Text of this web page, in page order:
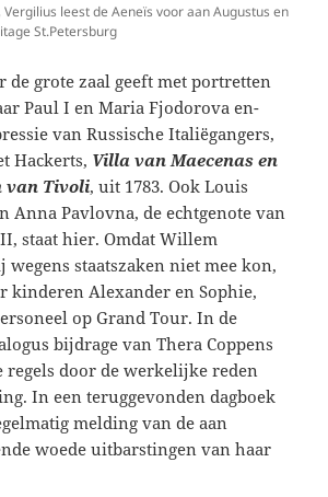
leest de Aeneïs voor aan Augustus en
St.Petersburg
de grote zaal geeft met portretten
Paul I en Maria Fjodorova en-
van Russische Italiëgangers,
Hackerts, Villa van Maecenas en
van Tivoli, uit 1783. Ook Louis
Anna Pavlovna, de echtgenote van
staat hier. Omdat Willem
wegens staatszaken niet mee kon,
kinderen Alexander en Sophie,
op Grand Tour. In de
bijdrage van Thera Coppens
regels door de werkelijke reden
In een teruggevonden dagboek
melding van de aan
woede uitbarstingen van haar